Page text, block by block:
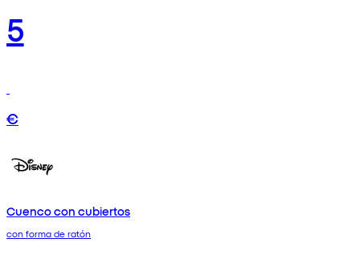
5
€
Cuenco con cubiertos
con forma de ratón